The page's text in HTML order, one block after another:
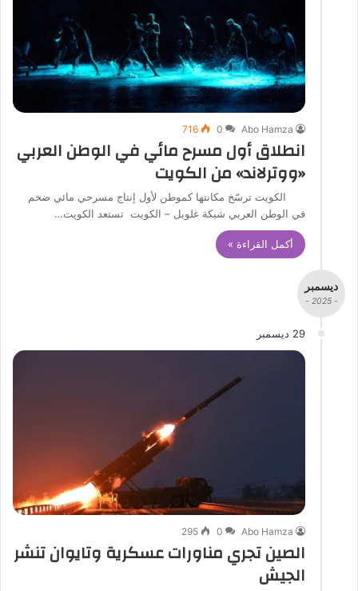
Abo Hamza
0
716
انطلاق أول مسرح مائي في الوطن العربي
«ووترلاند» من الكويت
الكويت ترسّخ مكانتها كموطن لأول إنتاج مسرحي مائي ضخم
في الوطن العربي شبكة غلوبل – الكويت تستعد الكويت…
أكمل القراءة »
ديسمبر
- 2025 -
29 ديسمبر
Abo Hamza
0
295
الصين تجري مناورات عسكرية وتايوان تنشر
الجيش